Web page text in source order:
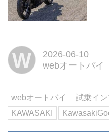
され
ご
乗り
る使
文...
W
2026-06-10
webオートバイ
webオートバイ 試乗イン
KAWASAKI